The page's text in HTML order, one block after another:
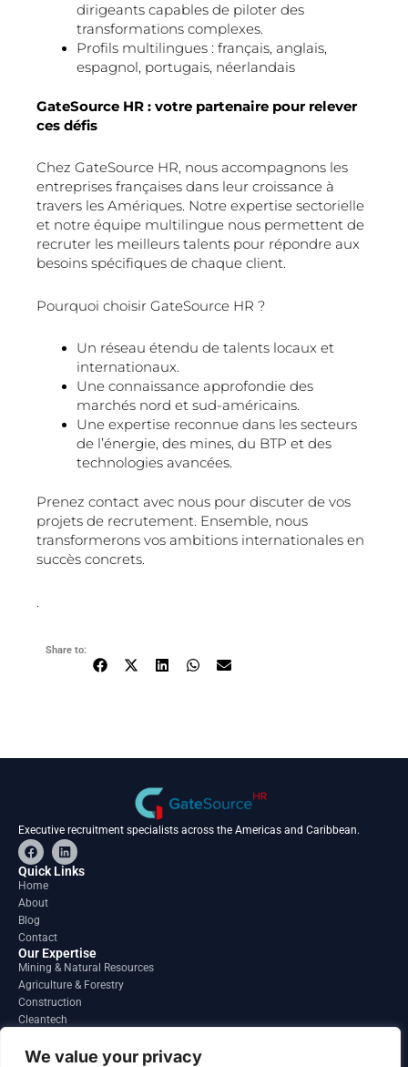
We value your privacy
dirigeants capables de piloter des
transformations complexes.
Profils multilingues : français, anglais,
espagnol, portugais, néerlandais
GateSource HR : votre partenaire pour relever
ces défis
Chez GateSource HR, nous accompagnons les
entreprises françaises dans leur croissance à
travers les Amériques. Notre expertise sectorielle
et notre équipe multilingue nous permettent de
recruter les meilleurs talents pour répondre aux
besoins spécifiques de chaque client.
Pourquoi choisir GateSource HR ?
Un réseau étendu de talents locaux et
internationaux.
Une connaissance approfondie des
marchés nord et sud-américains.
Une expertise reconnue dans les secteurs
de l’énergie, des mines, du BTP et des
technologies avancées.
Prenez contact avec nous pour discuter de vos
projets de recrutement. Ensemble, nous
transformerons vos ambitions internationales en
succès concrets.
.
Share to:
Executive recruitment specialists across the Americas and Caribbean.
F
a
c
e
o
o
k
L
i
n
Quick Links
Home
About
Blog
Contact
Our Expertise
Mining & Natural Resources
Agriculture & Forestry
Construction
Cleantech
Regions